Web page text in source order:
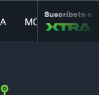
MOVILIDAD
Suscríbete a